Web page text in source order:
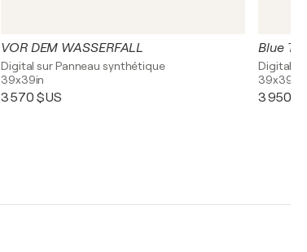
VOR DEM WASSERFALL
Digital sur Panneau synthétique
39x39in
3 570 $US
Blue
Digital
39x39in
3 950